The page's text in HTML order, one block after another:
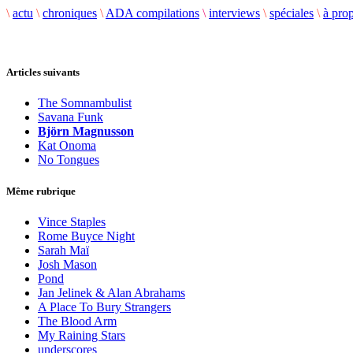
\ actu \ chroniques \ ADA compilations \ interviews \ spéciales \ à
Articles suivants
The Somnambulist
Savana Funk
Björn Magnusson
Kat Onoma
No Tongues
Même rubrique
Vince Staples
Rome Buyce Night
Sarah Maï
Josh Mason
Pond
Jan Jelinek & Alan Abrahams
A Place To Bury Strangers
The Blood Arm
My Raining Stars
underscores